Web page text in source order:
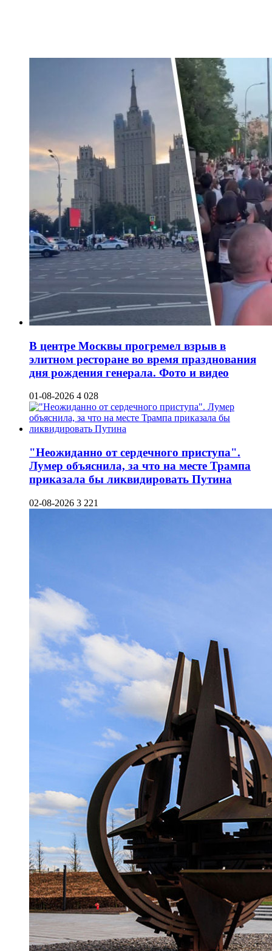
В центре Москвы прогремел взрыв в
элитном ресторане во время празднования
дня рождения генерала. Фото и видео
01-08-2026 4 028
"Неожиданно от сердечного приступа".
Лумер объяснила, за что на месте Трампа
приказала бы ликвидировать Путина
02-08-2026 3 221